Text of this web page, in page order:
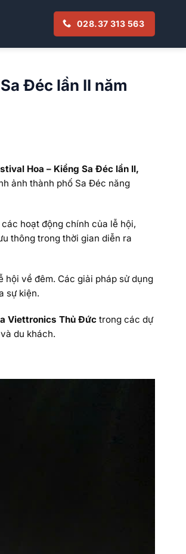
028.37 313 563
Đéc lần II năm
Hoa – Kiểng Sa Đéc lần II,
ảnh thành phố Sa Đéc năng
hoạt động chính của lễ hội,
thông trong thời gian diễn ra
hội về đêm. Các giải pháp sử dụng
sự kiện.
Viettronics Thủ Đức trong các dự
du khách.